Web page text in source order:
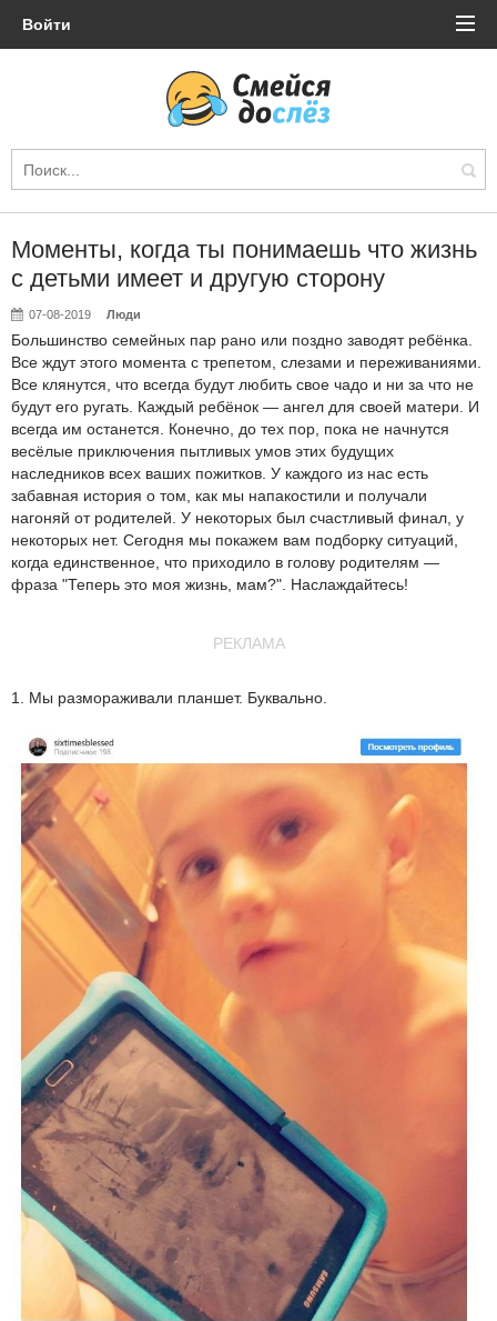
Войти
Моменты, когда ты понимаешь что жизнь
с детьми имеет и другую сторону
07-08-2019 Люди
Большинство семейных пар рано или поздно заводят ребёнка.
Все ждут этого момента с трепетом, слезами и переживаниями.
Все клянутся, что всегда будут любить свое чадо и ни за что не
будут его ругать. Каждый ребёнок — ангел для своей матери. И
всегда им останется. Конечно, до тех пор, пока не начнутся
весёлые приключения пытливых умов этих будущих
наследников всех ваших пожитков. У каждого из нас есть
забавная история о том, как мы напакостили и получали
нагоняй от родителей. У некоторых был счастливый финал, у
некоторых нет. Сегодня мы покажем вам подборку ситуаций,
когда единственное, что приходило в голову родителям —
фраза "Теперь это моя жизнь, мам?". Наслаждайтесь!
РЕКЛАМА
1. Мы размораживали планшет. Буквально.